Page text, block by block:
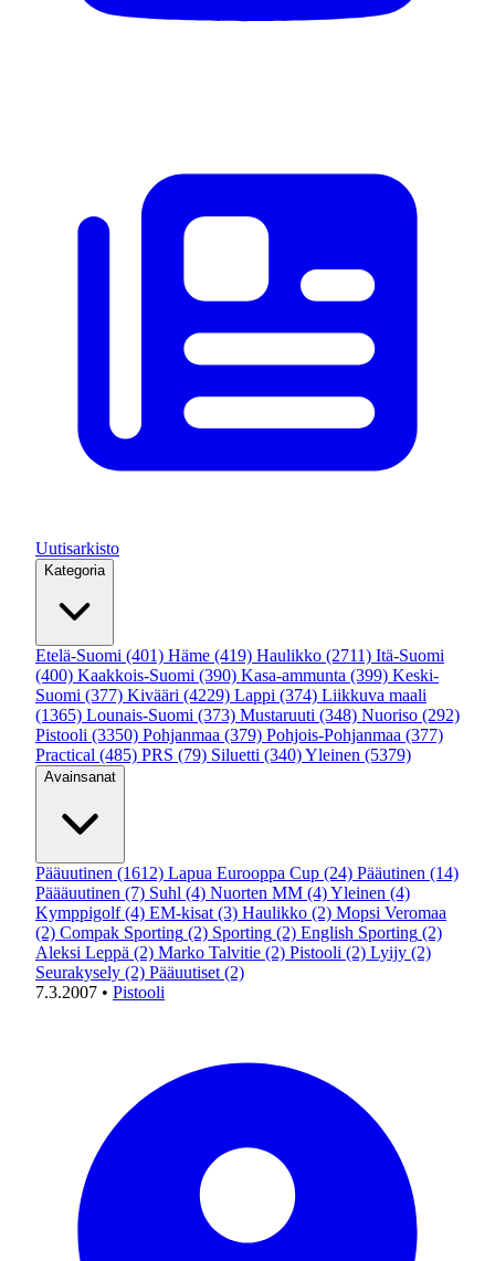
Uutisarkisto
Kategoria
Etelä-Suomi (401) Häme (419) Haulikko (2711) Itä-Suomi
(400) Kaakkois-Suomi (390) Kasa-ammunta (399) Keski-
Suomi (377) Kivääri (4229) Lappi (374) Liikkuva maali
(1365) Lounais-Suomi (373) Mustaruuti (348) Nuoriso (292)
Pistooli (3350) Pohjanmaa (379) Pohjois-Pohjanmaa (377)
Practical (485) PRS (79) Siluetti (340)Yleinen (5379)
Avainsanat
Pääuutinen (1612) Lapua Eurooppa Cup (24) Pääutinen (14)
Päääuutinen (7) Suhl (4) Nuorten MM (4)Yleinen (4)
Kymppigolf (4) EM-kisat (3) Haulikko (2) Mopsi Veromaa
(2) Compak Sporting (2) Sporting (2) English Sporting (2)
Aleksi Leppä (2) Marko Talvitie (2) Pistooli (2) Lyijy (2)
Seurakysely (2) Pääuutiset (2)
7.3.2007 • Pistooli